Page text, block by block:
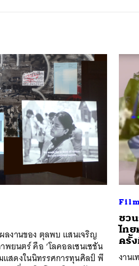
ลงานของ ตุลพบ แสนเจริญ
ยนตร์ คือ ‘โลคอลเซนเซชัน
แสดงในนิทรรศการทุนศิลป์ พี
ชว
ไท
ครั้
งาน
ค้นหา